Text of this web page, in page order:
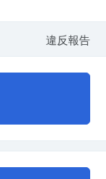
違反報告